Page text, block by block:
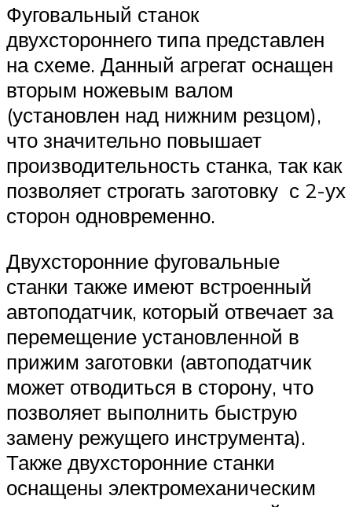
Фуговальный станок
двухстороннего типа представлен
на схеме. Данный агрегат оснащен
вторым ножевым валом
(установлен над нижним резцом),
что значительно повышает
производительность станка, так как
позволяет строгать заготовку с 2-ух
сторон одновременно.
Двухсторонние фуговальные
станки также имеют встроенный
автоподатчик, который отвечает за
перемещение установленной в
прижим заготовки (автоподатчик
может отводиться в сторону, что
позволяет выполнить быструю
замену режущего инструмента).
Также двухсторонние станки
оснащены электромеханическим